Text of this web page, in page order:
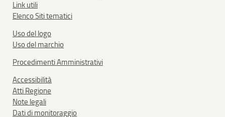
Link utili
Elenco Siti tematici
Uso del logo
Uso del marchio
Procedimenti Amministrativi
Accessibilità
Atti Regione
Note legali
Dati di monitoraggio